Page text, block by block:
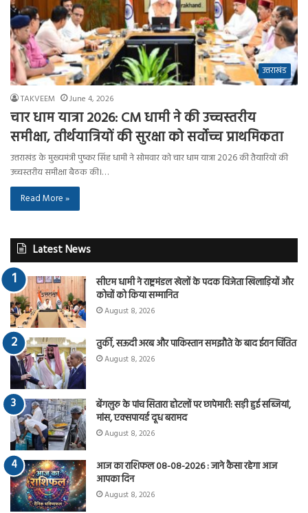
उत्तराखंड
TAKVEEM June 4, 2026
चार धाम यात्रा 2026: CM धामी ने की उच्चस्तरीय
समीक्षा, तीर्थयात्रियों की सुरक्षा को सर्वोच्च प्राथमिकता
उत्तराखंड के मुख्यमंत्री पुष्कर सिंह धामी ने सोमवार को चार धाम यात्रा 2026 की तैयारियों की
उच्चस्तरीय समीक्षा बैठक की।…
Read More »
Latest News
सीएम धामी ने राष्ट्रमंडल खेलों के पदक विजेता खिलाड़ियों और
कोचों को किया सम्मानित
August 8, 2026
तुर्की, सऊदी अरब और पाकिस्तान समझौते के बाद ईरान चिंतित
August 8, 2026
बेंगलुरु के पांच सितारा होटलों पर छापेमारी: सड़ी हुई सब्जियां,
मांस, एक्सपायर्ड दूध बरामद
August 8, 2026
आज का राशिफल 08-08-2026 : जाने कैसा रहेगा आज
आपका दिन
August 8, 2026